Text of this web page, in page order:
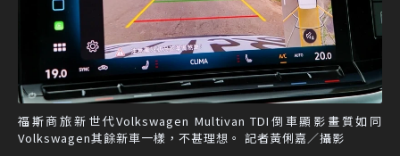
福斯商旅新世代Volkswagen Multivan TDI倒車顯影畫質如同
Volkswagen其餘新車一樣，不甚理想。 記者黃俐嘉／攝影